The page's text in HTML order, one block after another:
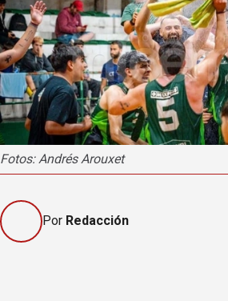
Fotos: Andrés Arouxet
Por Redacción